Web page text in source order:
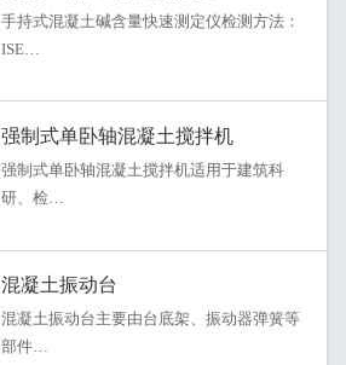
手持式混凝土碱含量快速测定仪检测方法：
ISE…
强制式单卧轴混凝土搅拌机
强制式单卧轴混凝土搅拌机适用于建筑科
研、检…
混凝土振动台
混凝土振动台主要由台底架、振动器弹簧等
部件…